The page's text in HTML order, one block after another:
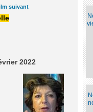
suivant
2022